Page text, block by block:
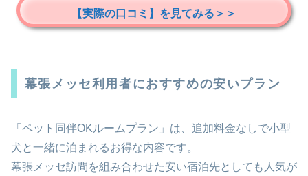
【実際の口コミ】を見てみる＞＞
幕張メッセ利用者におすすめの安いプラン
「ペット同伴OKルームプラン」は、追加料金なしで小型
犬と一緒に泊まれるお得な内容です。
幕張メッセ訪問を組み合わせた安い宿泊先としても人気が